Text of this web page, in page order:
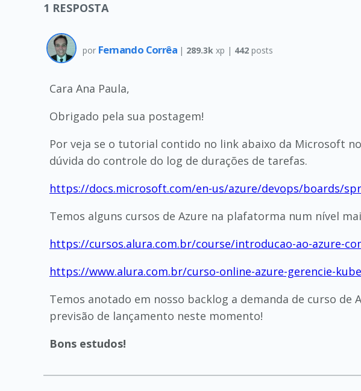
1 RESPOSTA
por Fernando Corrêa | 289.3k xp | 442 posts
Cara Ana Paula,
Obrigado pela sua postagem!
Por veja se o tutorial contido no link abaixo da Microsoft
dúvida do controle do log de durações de tarefas.
https://docs.microsoft.com/en-us/azure/devops/boards/
Temos alguns cursos de Azure na plafatorma num nível
https://cursos.alura.com.br/course/introducao-ao-azure-
https://www.alura.com.br/curso-online-azure-gerencie-
Temos anotado em nosso backlog a demanda de curso de
previsão de lançamento neste momento!
Bons estudos!